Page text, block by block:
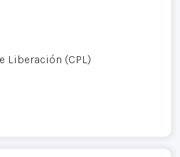
Liberación (CPL)